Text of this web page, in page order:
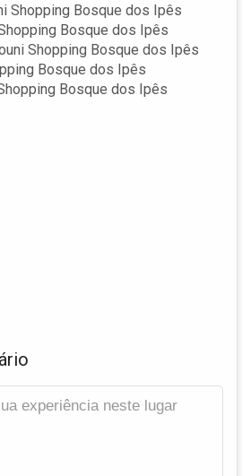
Shopping Bosque dos Ipês
Bosque dos Ipês
Shopping Bosque dos Ipês
Bosque dos Ipês
Bosque dos Ipês